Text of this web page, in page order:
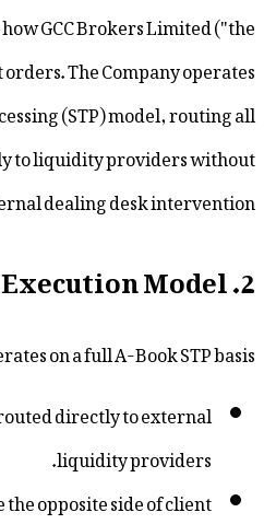
describes how GCC Brokers
client orders. The
Processing (STP)
directly to liquidity
internal dealing desk
operates on a full A-
are routed directly to
liquidity
not take the opposite side